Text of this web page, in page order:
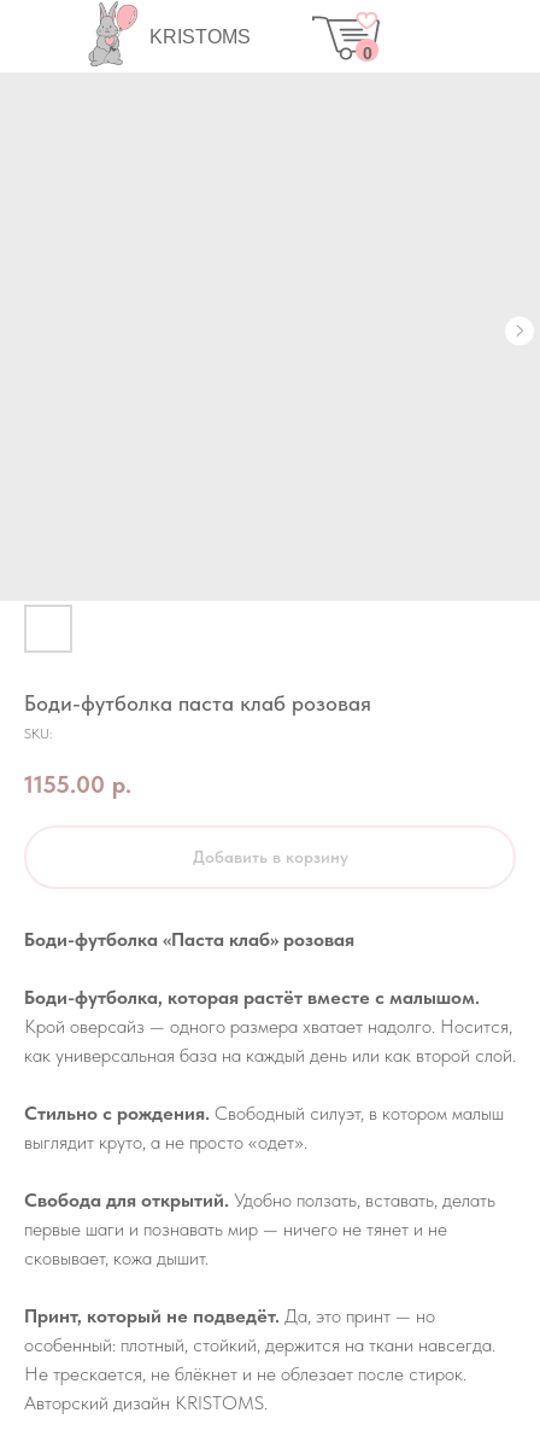
0
KRISTOMS
Боди-футболка паста клаб розовая
SKU:
1155.00 р.
Добавить в корзину
Боди-футболка «Паста клаб» розовая
Боди-футболка, которая растёт вместе с малышом.
Крой оверсайз — одного размера хватает надолго. Носится,
как универсальная база на каждый день или как второй слой.
Стильно с рождения. Свободный силуэт, в котором малыш
выглядит круто, а не просто «одет».
Свобода для открытий. Удобно ползать, вставать, делать
первые шаги и познавать мир — ничего не тянет и не
сковывает, кожа дышит.
Принт, который не подведёт. Да, это принт — но
особенный: плотный, стойкий, держится на ткани навсегда.
Не трескается, не блёкнет и не облезает после стирок.
Авторский дизайн KRISTOMS.